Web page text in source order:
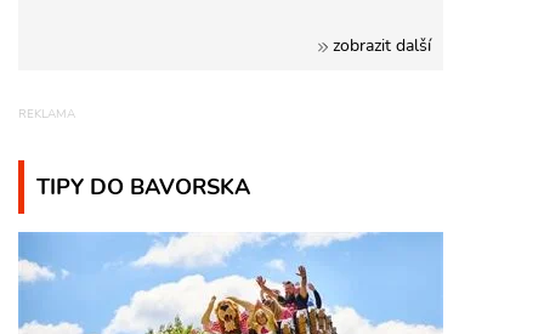
zobrazit další
TIPY DO BAVORSKA